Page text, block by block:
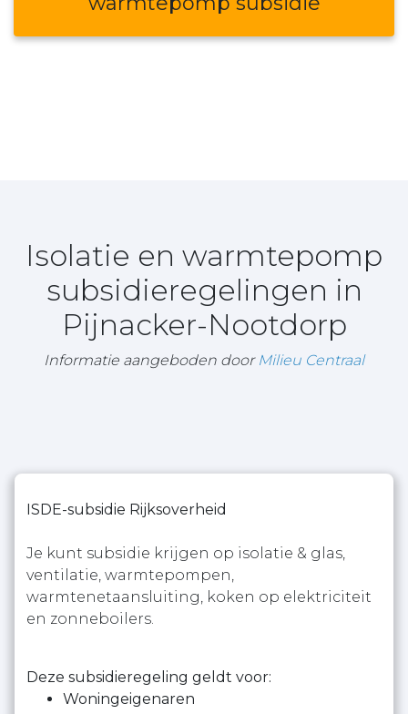
Isolatie en warmtepomp
subsidieregelingen in
Pijnacker-Nootdorp
Informatie aangeboden door Milieu Centraal
ISDE-subsidie Rijksoverheid
Je kunt subsidie krijgen op isolatie & glas,
ventilatie, warmtepompen,
warmtenetaansluiting, koken op elektriciteit
en zonneboilers.
Deze subsidieregeling geldt voor:
Woningeigenaren